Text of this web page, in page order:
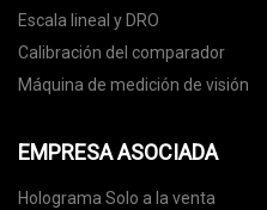
Escala lineal y DRO
Calibración del comparador
Máquina de medición de visión
EMPRESA ASOCIADA
Holograma Solo a la venta